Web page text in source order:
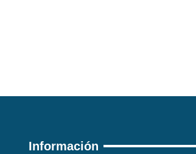
Información